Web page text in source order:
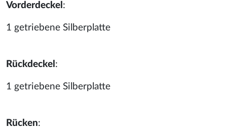
Vorderdeckel :
1 getriebene Silberplatte
Rückdeckel :
1 getriebene Silberplatte
Rücken: